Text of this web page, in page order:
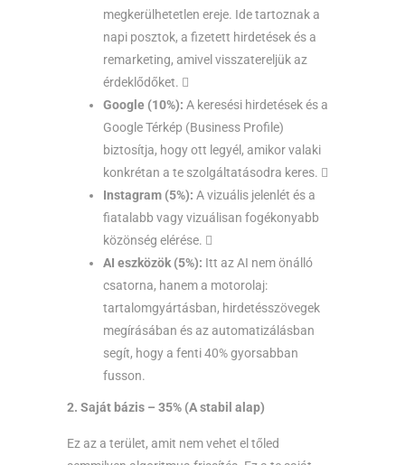
megkerülhetetlen ereje. Ide tartoznak a
napi posztok, a fizetett hirdetések és a
remarketing, amivel visszatereljük az
érdeklődőket. 
Google (10%): A keresési hirdetések és a
Google Térkép (Business Profile)
biztosítja, hogy ott legyél, amikor valaki
konkrétan a te szolgáltatásodra keres. 
Instagram (5%): A vizuális jelenlét és a
fiatalabb vagy vizuálisan fogékonyabb
közönség elérése. 
AI eszközök (5%): Itt az AI nem önálló
csatorna, hanem a motorolaj:
tartalomgyártásban, hirdetésszövegek
megírásában és az automatizálásban
segít, hogy a fenti 40% gyorsabban
fusson.
2. Saját bázis – 35% (A stabil alap)
Ez az a terület, amit nem vehet el tőled